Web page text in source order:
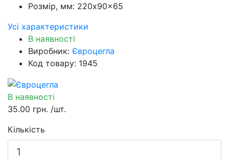
Розмір, мм: 220x90x65
Усі характеристики
В наявності
Виробник: Євроцегла
Код товару: 1945
В наявності
35.00 грн. /шт.
Кількість